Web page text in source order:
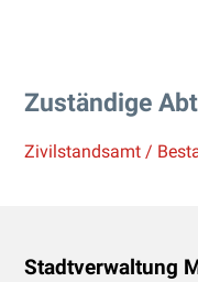
Zuständige
Zivilstandsamt /
Footer
Stadtverwaltung